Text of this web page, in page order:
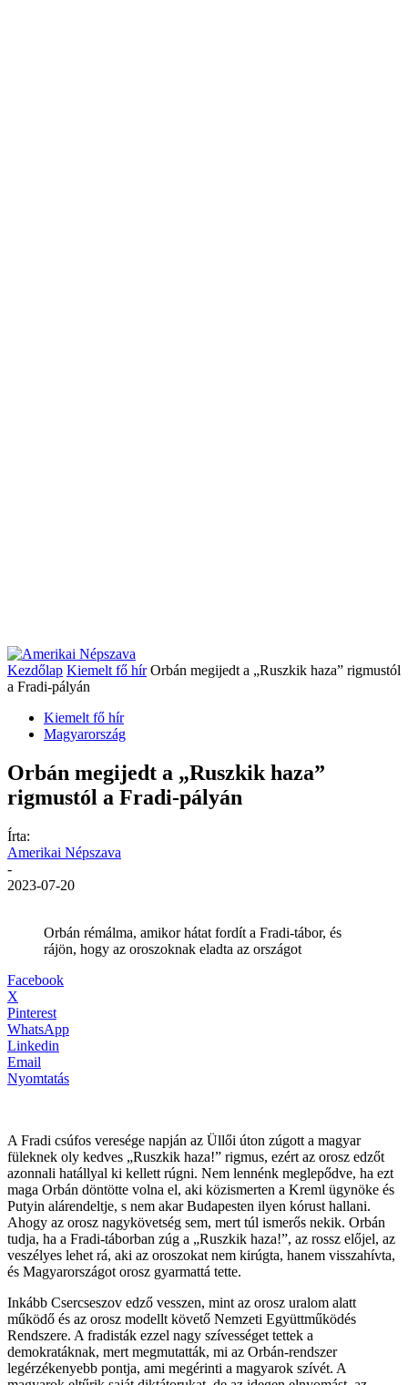
Kezdőlap Kiemelt fő hír Orbán megijedt a „Ruszkik haza” rigmustól
a Fradi-pályán
Kiemelt fő hír
Magyarország
Orbán megijedt a „Ruszkik haza”
rigmustól a Fradi-pályán
Írta:
Amerikai Népszava
-
2023-07-20
Orbán rémálma, amikor hátat fordít a Fradi-tábor, és
rájön, hogy az oroszoknak eladta az országot
Facebook
X
Pinterest
WhatsApp
Linkedin
Email
Nyomtatás
A Fradi csúfos veresége napján az Üllői úton zúgott a magyar
füleknek oly kedves „Ruszkik haza!” rigmus, ezért az orosz edzőt
azonnali hatállyal ki kellett rúgni. Nem lennénk meglepődve, ha ezt
maga Orbán döntötte volna el, aki közismerten a Kreml ügynöke és
Putyin alárendeltje, s nem akar Budapesten ilyen kórust hallani.
Ahogy az orosz nagykövetség sem, mert túl ismerős nekik. Orbán
tudja, ha a Fradi-táborban zúg a „Ruszkik haza!”, az rossz előjel, az
veszélyes lehet rá, aki az oroszokat nem kirúgta, hanem visszahívta,
és Magyarországot orosz gyarmattá tette.
Inkább Csercseszov edző vesszen, mint az orosz uralom alatt
működő és az orosz modellt követő Nemzeti Együttműködés
Rendszere. A fradisták ezzel nagy szívességet tettek a
demokratáknak, mert megmutatták, mi az Orbán-rendszer
legérzékenyebb pontja, ami megérinti a magyarok szívét. A